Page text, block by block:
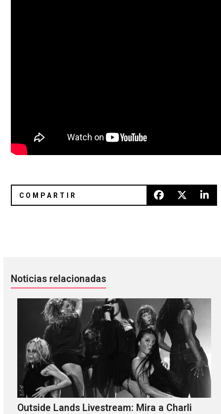
Noticias relacionadas
Outside Lands Livestream: Mira a Charli